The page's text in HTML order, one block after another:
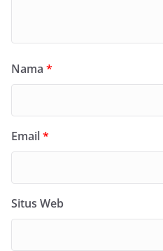
Nama *
Email*
Situs Web